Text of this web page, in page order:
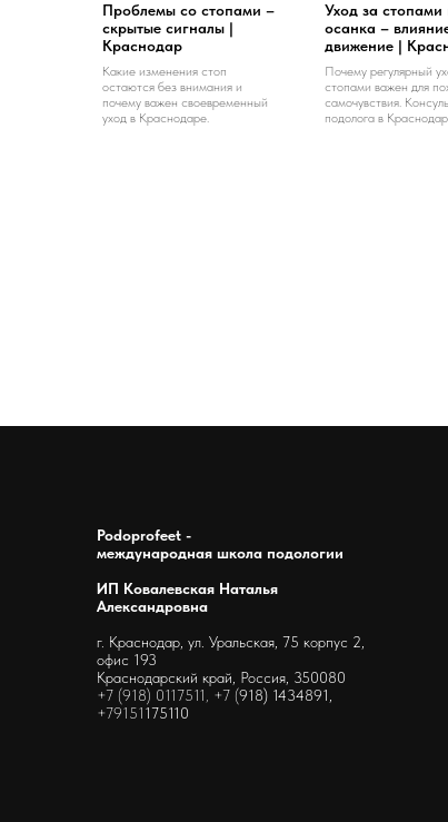
Проблемы со стопами –
скрытые сигналы |
Краснодар
Какие изменения стоп
остаются без внимания и
почему важен своевременный
уход в Краснодаре.
Уход за стопами
осанка –
движение |
Почему регулярный
стопами важен для
самочувствия.
подолога в
Podoprofeet -
международная школа подологии
ИП Ковалевская Наталья
Александровна
г. Краснодар, ул. Уральская, 75 корпус 2,
офис 193
Краснодарский край, Россия, 350080
+7 (918) 0117511, +7 (918) 1434891,
+79151175110